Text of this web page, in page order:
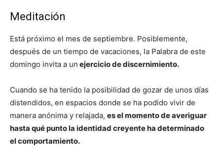
Meditación
Está próximo el mes de septiembre. Posiblemente,
después de un tiempo de vacaciones, la Palabra de este
domingo invita a un ejercicio de discernimiento.
Cuando se ha tenido la posibilidad de gozar de unos días
distendidos, en espacios donde se ha podido vivir de
manera anónima y relajada, es el momento de averiguar
hasta qué punto la identidad creyente ha determinado
el comportamiento.